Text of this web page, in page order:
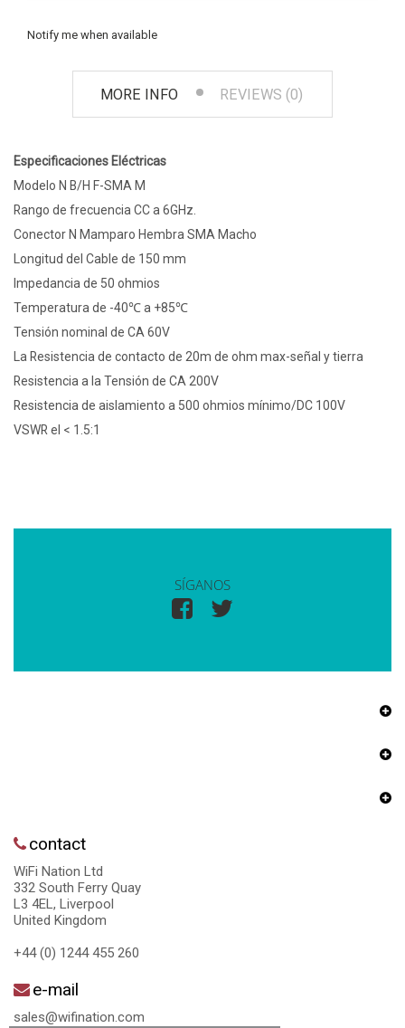
Notify me when available
MORE INFO REVIEWS (0)
Especificaciones Eléctricas
Modelo N B/H F-SMA M
Rango de frecuencia CC a 6GHz.
Conector N Mamparo Hembra SMA Macho
Longitud del Cable de 150 mm
Impedancia de 50 ohmios
Temperatura de -40℃ a +85℃
Tensión nominal de CA 60V
La Resistencia de contacto de 20m de ohm max-señal y tierra
Resistencia a la Tensión de CA 200V
Resistencia de aislamiento a 500 ohmios mínimo/DC 100V
VSWR el < 1.5:1
SÍGANOS
contact
WiFi Nation Ltd
332 South Ferry Quay
L3 4EL, Liverpool
United Kingdom
+44 (0) 1244 455 260
e-mail
sales@wifination.com